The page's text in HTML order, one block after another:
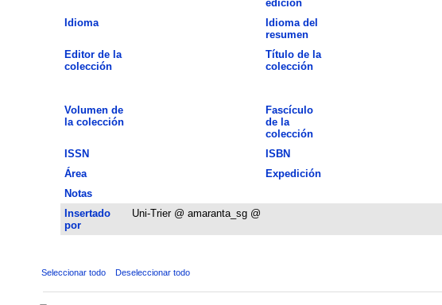
edición
Idioma
Idioma del
resumen
Editor de la
colección
Título de la
colección
Volumen de
la colección
Fascículo
de la
colección
ISSN ISBN
Área
Expedición
Notas
Insertado
por
Uni-Trier @ amaranta_sg @
Seleccionar todo Deseleccionar todo